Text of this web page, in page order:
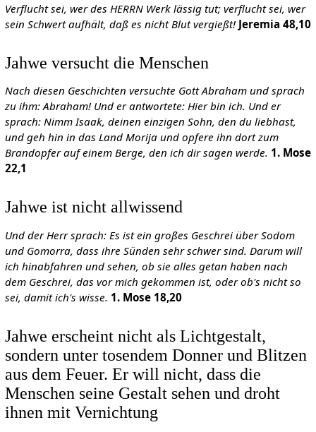
Verflucht sei, wer des HERRN Werk lässig tut; verflucht sei, wer
sein Schwert aufhält, daß es nicht Blut vergießt! Jeremia 48,10
Jahwe versucht die Menschen
Nach diesen Geschichten versuchte Gott Abraham und sprach
zu ihm: Abraham! Und er antwortete: Hier bin ich. Und er
sprach: Nimm Isaak, deinen einzigen Sohn, den du liebhast,
und geh hin in das Land Morija und opfere ihn dort zum
Brandopfer auf einem Berge, den ich dir sagen werde. 1. Mose
22,1
Jahwe ist nicht allwissend
Und der Herr sprach: Es ist ein großes Geschrei über Sodom
und Gomorra, dass ihre Sünden sehr schwer sind. Darum will
ich hinabfahren und sehen, ob sie alles getan haben nach
dem Geschrei, das vor mich gekommen ist, oder ob's nicht so
sei, damit ich's wisse. 1. Mose 18,20
Jahwe erscheint nicht als Lichtgestalt,
sondern unter tosendem Donner und Blitzen
aus dem Feuer. Er will nicht, dass die
Menschen seine Gestalt sehen und droht
ihnen mit Vernichtung